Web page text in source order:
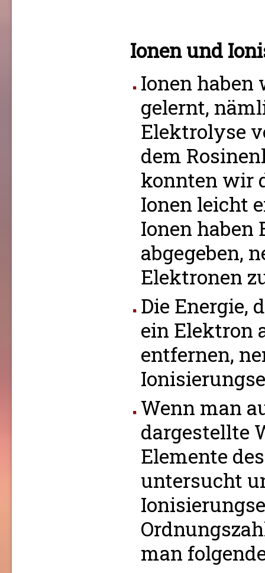
Ionen und
Ionen haben
gelernt,
Elektrolyse
dem
konnten wir
Ionen leicht
Ionen haben
abgegeben,
Elektronen
Die Energie,
ein Elektron
entfernen,
Wenn man
dargestellte
Elemente
untersucht
man